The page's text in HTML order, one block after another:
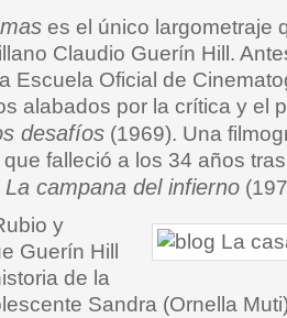
es el único largometraje
Claudio Guerín Hill.
Escuela Oficial de
alabados por la crítica y el
desafíos (1969). Una
falleció a los 34 años
La campana del infierno
y
Guerín Hill
de la
Sandra (Ornella